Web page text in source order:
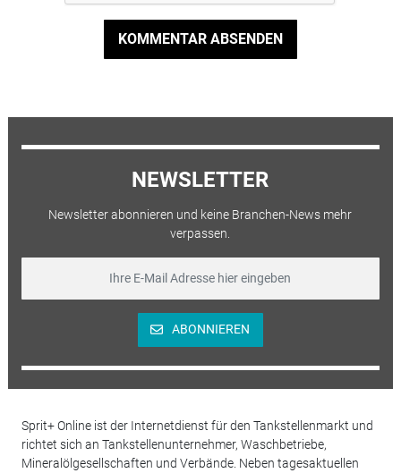
KOMMENTAR ABSENDEN
NEWSLETTER
Newsletter abonnieren und keine Branchen-News mehr
verpassen.
ABONNIEREN
Sprit+ Online ist der Internetdienst für den Tankstellenmarkt und
richtet sich an Tankstellenunternehmer, Waschbetriebe,
Mineralölgesellschaften und Verbände. Neben tagesaktuellen